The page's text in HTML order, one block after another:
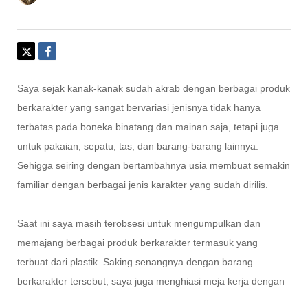
Saya sejak kanak-kanak sudah akrab dengan berbagai produk
berkarakter yang sangat bervariasi jenisnya tidak hanya
terbatas pada boneka binatang dan mainan saja, tetapi juga
untuk pakaian, sepatu, tas, dan barang-barang lainnya.
Sehigga seiring dengan bertambahnya usia membuat semakin
familiar dengan berbagai jenis karakter yang sudah dirilis.
Saat ini saya masih terobsesi untuk mengumpulkan dan
memajang berbagai produk berkarakter termasuk yang
terbuat dari plastik. Saking senangnya dengan barang
berkarakter tersebut, saya juga menghiasi meja kerja dengan